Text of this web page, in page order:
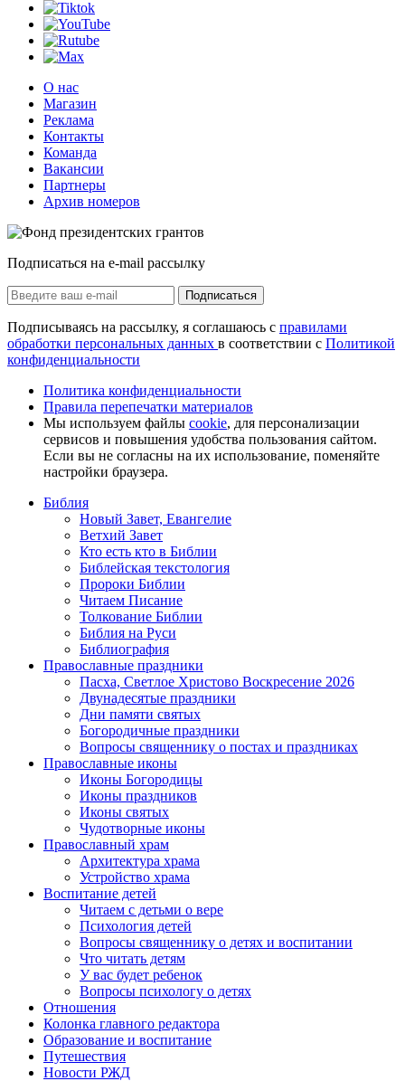
О нас
Магазин
Реклама
Контакты
Команда
Вакансии
Партнеры
Архив номеров
Подписаться на e-mail рассылку
Подписаться
Подписываясь на рассылку, я соглашаюсь с правилами
обработки персональных данных в соответствии с Политикой
конфиденциальности
Политика конфиденциальности
Правила перепечатки материалов
Мы используем файлы cookie, для персонализации
сервисов и повышения удобства пользования сайтом.
Если вы не согласны на их использование, поменяйте
настройки браузера.
Библия
Новый Завет, Евангелие
Ветхий Завет
Кто есть кто в Библии
Библейская текстология
Пророки Библии
Читаем Писание
Толкование Библии
Библия на Руси
Библиография
Православные праздники
Пасха, Светлое Христово Воскресение 2026
Двунадесятые праздники
Дни памяти святых
Богородичные праздники
Вопросы священнику о постах и праздниках
Православные иконы
Иконы Богородицы
Иконы праздников
Иконы святых
Чудотворные иконы
Православный храм
Архитектура храма
Устройство храма
Воспитание детей
Читаем с детьми о вере
Психология детей
Вопросы священнику о детях и воспитании
Что читать детям
У вас будет ребенок
Вопросы психологу о детях
Отношения
Колонка главного редактора
Образование и воспитание
Путешествия
Новости РЖД